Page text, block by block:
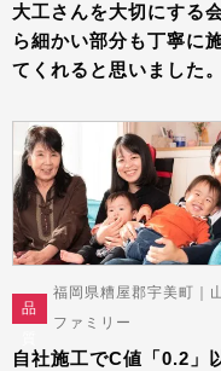
大工さんを大切にする
ら細かい部分も丁寧に
てくれると思いました。
品
福岡県糟屋郡宇美町｜
ファミリー
自社施工でC値「0.2」